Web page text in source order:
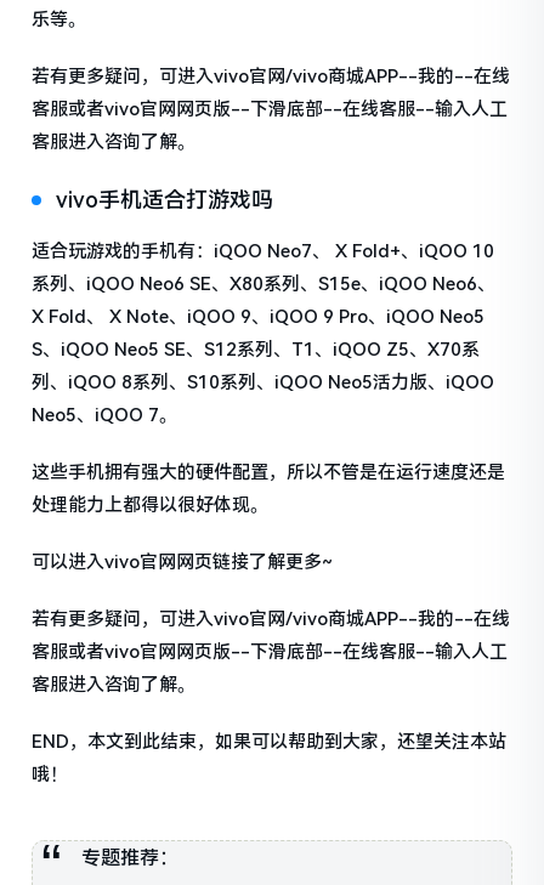
乐等。
若有更多疑问，可进入vivo官网/vivo商城APP--我的--在线
客服或者vivo官网网页版--下滑底部--在线客服--输入人工
客服进入咨询了解。
vivo手机适合打游戏吗
适合玩游戏的手机有：iQOO Neo7、 X Fold+、iQOO 10
系列、iQOO Neo6 SE、X80系列、S15e、iQOO Neo6、
X Fold、 X Note、iQOO 9、iQOO 9 Pro、iQOO Neo5
S、iQOO Neo5 SE、S12系列、T1、iQOO Z5、X70系
列、iQOO 8系列、S10系列、iQOO Neo5活力版、iQOO
Neo5、iQOO 7。
这些手机拥有强大的硬件配置，所以不管是在运行速度还是
处理能力上都得以很好体现。
可以进入vivo官网网页链接了解更多~
若有更多疑问，可进入vivo官网/vivo商城APP--我的--在线
客服或者vivo官网网页版--下滑底部--在线客服--输入人工
客服进入咨询了解。
END，本文到此结束，如果可以帮助到大家，还望关注本站
哦！
专题推荐：